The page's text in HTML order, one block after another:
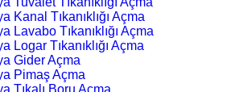
Kanal Tıkanıklığı Açma
Lavabo Tıkanıklığı Açma
Logar Tıkanıklığı Açma
Gider Açma
Pimaş Açma